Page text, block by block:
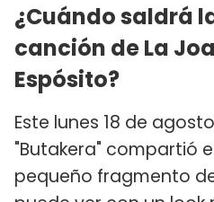
¿Cuándo saldrá
canción de La
Espósito?
Este lunes 18 de
"Butakera" compartió
pequeño fragmento